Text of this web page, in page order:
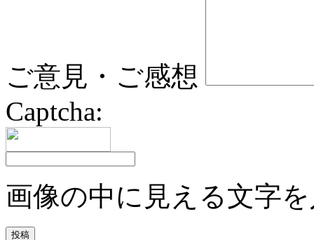
ご意見・ご感想
Captcha:
画像の中に見える文字